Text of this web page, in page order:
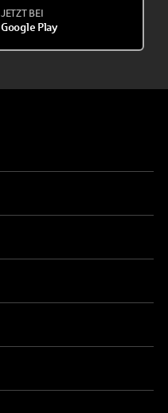
JETZT BEI
Google Play